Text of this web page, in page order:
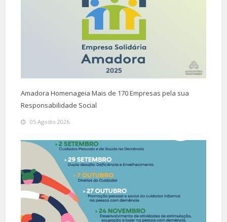
Amadora Homenageia Mais de 170 Empresas pela sua
Responsabilidade Social
05 Agosto 2026